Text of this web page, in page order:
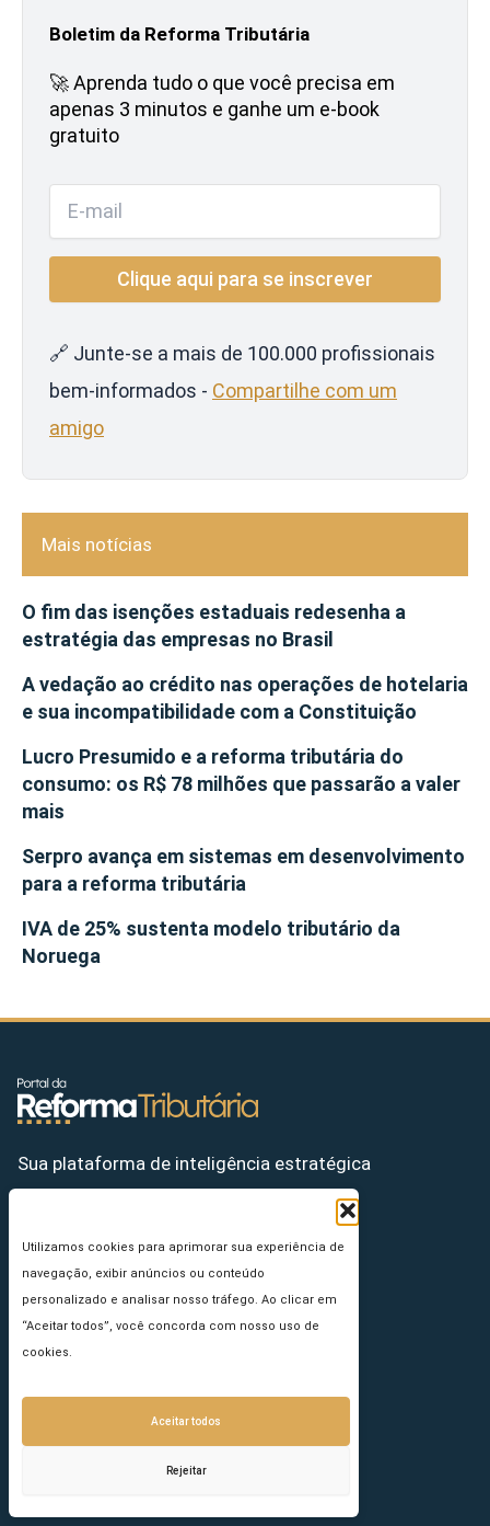
Utilizamos cookies para aprimorar sua experiência de
navegação, exibir anúncios ou conteúdo
personalizado e analisar nosso tráfego. Ao clicar em
“Aceitar todos”, você concorda com nosso uso de
cookies.
Aceitar todos
Rejeitar
Boletim da Reforma Tributária
🚀 Aprenda tudo o que você precisa em
apenas 3 minutos e ganhe um e-book
gratuito
🔗 Junte-se a mais de 100.000 profissionais
bem-informados - Compartilhe com um
amigo
Mais notícias
O fim das isenções estaduais redesenha a
estratégia das empresas no Brasil
A vedação ao crédito nas operações de hotelaria
e sua incompatibilidade com a Constituição
Lucro Presumido e a reforma tributária do
consumo: os R$ 78 milhões que passarão a valer
mais
Serpro avança em sistemas em desenvolvimento
para a reforma tributária
IVA de 25% sustenta modelo tributário da
Noruega
Sua plataforma de inteligência estratégica
Conteúdo